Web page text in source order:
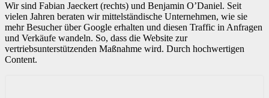
Wir sind Fabian Jaeckert (rechts) und Benjamin O’Daniel. Seit
vielen Jahren beraten wir mittelständische Unternehmen, wie sie
mehr Besucher über Google erhalten und diesen Traffic in Anfragen
und Verkäufe wandeln. So, dass die Website zur
vertriebsunterstützenden Maßnahme wird. Durch hochwertigen
Content.